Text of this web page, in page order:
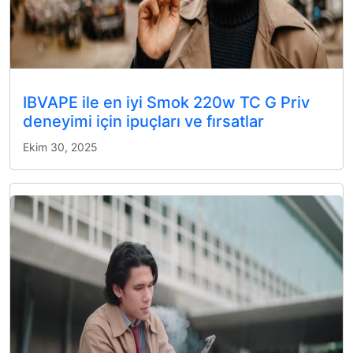
IBVAPE ile en iyi Smok 220w TC G Priv
deneyimi için ipuçları ve fırsatlar
Ekim 30, 2025